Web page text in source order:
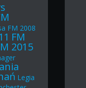
FM 2008
FM
2015
Legia